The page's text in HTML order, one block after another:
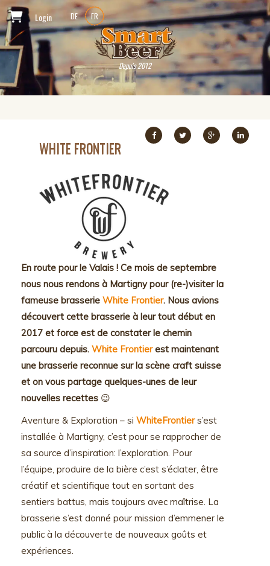
Login DE FR
Depuis 2012
WHITE FRONTIER
En route pour le Valais ! Ce mois de septembre
nous nous rendons à Martigny pour (re-)visiter la
fameuse brasserie White Frontier. Nous avions
découvert cette brasserie à leur tout début en
2017 et force est de constater le chemin
parcouru depuis. White Frontierest maintenant
une brasserie reconnue sur la scène craft suisse
et on vous partage quelques-unes de leur
nouvelles recettes 😉
Aventure & Exploration – si WhiteFrontiers’est
installée à Martigny, c’est pour se rapprocher de
sa source d’inspiration: l’exploration. Pour
l’équipe, produire de la bière c’est s’éclater, être
créatif et scientifique tout en sortant des
sentiers battus, mais toujours avec maîtrise. La
brasserie s’est donné pour mission d’emmener le
public à la découverte de nouveaux goûts et
expériences.